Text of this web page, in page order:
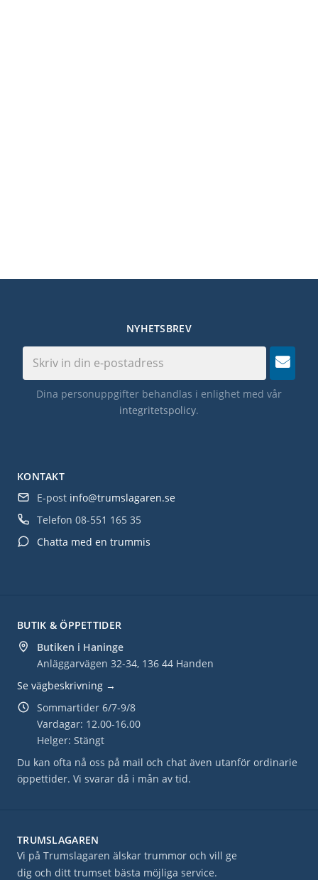
BUTIK & ÖPPETTIDER
Butiken i Haninge
Anläggarvägen 32-34, 136 44 Handen
Se vägbeskrivning →
Sommartider 6/7-9/8
Vardagar: 12.00-16.00
Helger: Stängt
Du kan ofta nå oss på mail och chat även utanför ordinarie
öppettider. Vi svarar då i mån av tid.
KONTAKT
E-post info@trumslagaren.se
Telefon 08-551 165 35
Chatta med en trummis
TRUMSLAGAREN
Vi på Trumslagaren älskar trummor och vill ge
dig och ditt trumset bästa möjliga service.
NYHETSBREV
Dina personuppgifter behandlas i enlighet med vår
integritetspolicy.